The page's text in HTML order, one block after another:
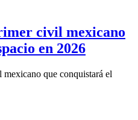
civil mexicano
en 2026
que conquistará el